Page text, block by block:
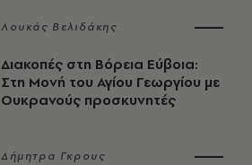
Λουκάς Βελιδάκης
Διακοπές στη Βόρεια Εύβοια:
Στη Μονή του Αγίου Γεωργίου με
Ουκρανούς προσκυνητές
Δήμητρα Γκρους